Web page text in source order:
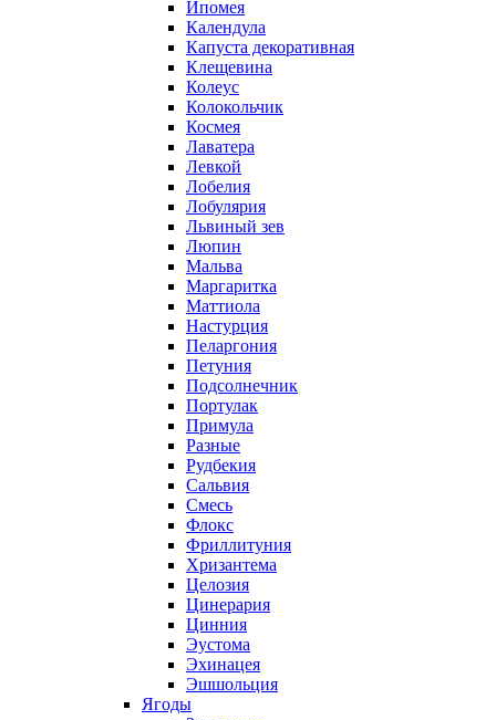
Ипомея
Календула
Капуста декоративная
Клещевина
Колеус
Колокольчик
Космея
Лаватера
Левкой
Лобелия
Лобулярия
Львиный зев
Люпин
Мальва
Маргаритка
Маттиола
Настурция
Пеларгония
Петуния
Подсолнечник
Портулак
Примула
Разные
Рудбекия
Сальвия
Смесь
Флокс
Фриллитуния
Хризантема
Целозия
Цинерария
Цинния
Эустома
Эхинацея
Эшшольция
Ягоды